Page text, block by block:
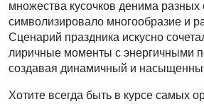
множества кусочков денима разных
символизировало многообразие и
Сценарий праздника искусно
лиричные моменты с энергичными
создавая динамичный и
Хотите всегда быть в курсе самых